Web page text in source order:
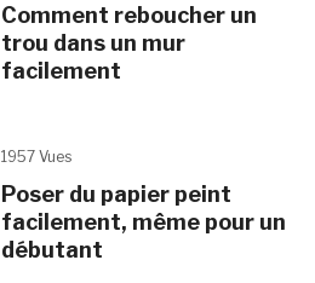
Comment reboucher un
trou dans un mur
facilement
1957 Vues
Poser du papier peint
facilement, même pour un
débutant